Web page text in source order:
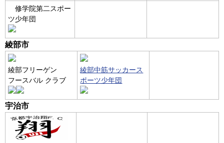
修学院第二スポー
ツ少年団
綾部市
綾部フリーゲン
フースバル クラブ
綾部中筋サッカース
ポーツ少年団
宇治市